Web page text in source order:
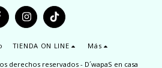
TIENDA ON LINE Más
derechos reservados - D´wapaS en casa